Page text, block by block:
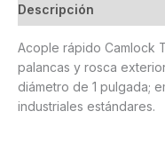
Descripción
Acople rápido Camlock
palancas y rosca
diámetro de 1 pulgada;
industriales estándares.